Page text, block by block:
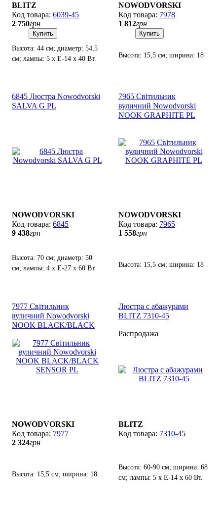
BLITZ
6039-45
2 750грн
Купить
Высота: 44 см; диаметр: 54,5
см; лампы: 5 х Е-14 х 40 Вт.
NOWODVORSKI
7978
1 812грн
Купить
Высота: 15,5 см; ширина: 18
6845 Люстра Nowodvorski
SALVA G PL
NOWODVORSKI
6845
9 438грн
Высота: 70 см; диаметр: 50
см; лампы: 4 х Е-27 х 60 Вт.
7965 Світильник
вуличний Nowodvorski
NOOK GRAPHITE PL
NOWODVORSKI
7965
1 558грн
Высота: 15,5 см; ширина: 18
7977 Світильник
вуличний Nowodvorski
NOOK BLACK/BLACK
NOWODVORSKI
7977
2 324грн
Высота: 15,5 см; ширина: 18
Люстра с абажурами
BLITZ 7310-45
Распродажа
BLITZ
7310-45
Высота: 60-90 см; ширина: 68
см; лампы: 5 х Е-14 х 60 Вт.